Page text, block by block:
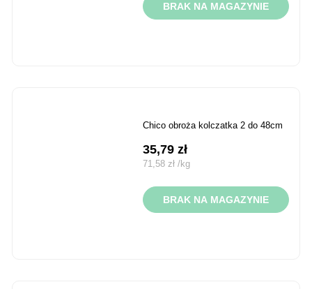
BRAK NA MAGAZYNIE
chico obroża kolczatka 2 do 48cm
35,79zł
71,58zł /kg
BRAK NA MAGAZYNIE